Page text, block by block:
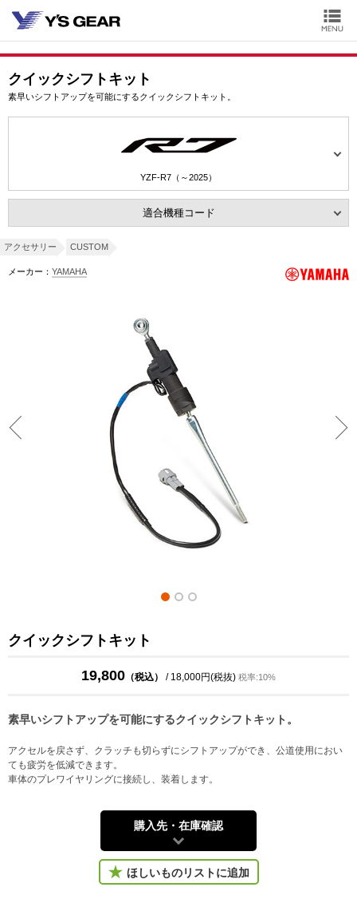
クイックシフトキット
素早いシフトアップを可能にするクイックシフトキット。
YZF-R7（～2025）
適合機種コード
アクセサリー CUSTOM
メーカー： YAMAHA
クイックシフトキット
19,800 （税込） / 18,000円(税抜) 税率:10%
素早いシフトアップを可能にするクイックシフトキット。
アクセルを戻さず、クラッチも切らずにシフトアップができ、公道使用におい
ても疲労を低減できます。
車体のプレワイヤリングに接続し、装着します。
購入先・在庫確認
ほしいものリストに追加